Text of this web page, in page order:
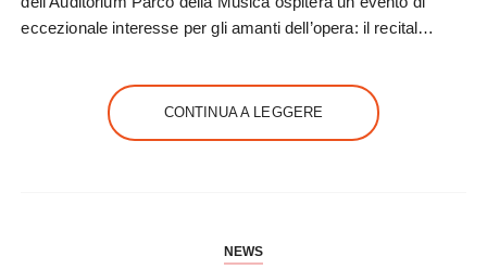
eccezionale interesse per gli amanti dell’opera: il recital…
CONTINUA A LEGGERE
NEWS